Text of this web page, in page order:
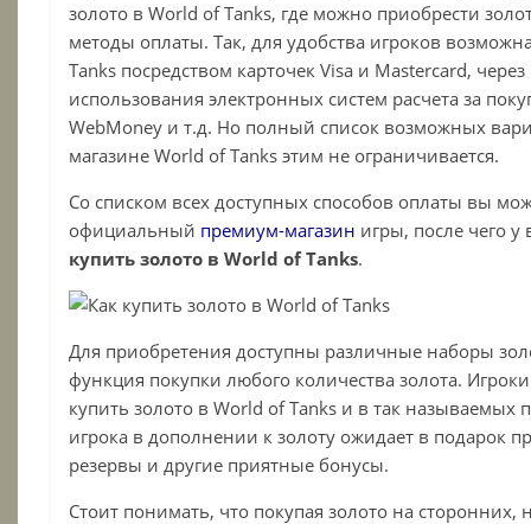
золото вWorld ofTanks, где можно приобрести
методы оплаты. Так, для удобства игроков
Tanks посредством карточек Visa и Mastercard,
использования электронных систем расчета за
WebMoney и т.д. Но полный список возможных
магазине World of Tanks этим не ограничивается.
Со списком всех доступных способов оплаты вы
официальный премиум-магазин игры, после чего у
купить золото вWorld ofTanks.
Для приобретения доступны различные наборы
функция покупки любого количества золота.
купить золото вWorld ofTanks и в так называемых
игрока в дополнении к золоту ожидает в подарок
резервы и другие приятные бонусы.
Стоит понимать, что покупая золото на